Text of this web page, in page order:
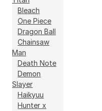
Bleach
One Piece
Dragon Ball
Chainsaw
Man
Death Note
Demon
Slayer
Haikyuu
Hunter x